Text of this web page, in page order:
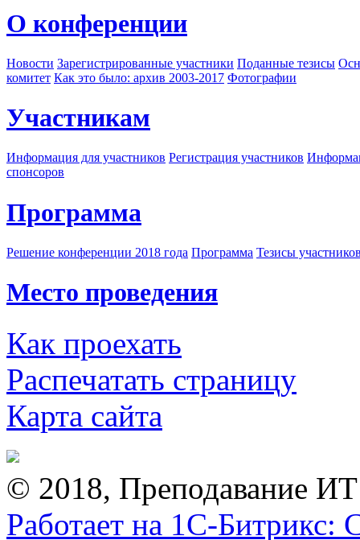
О конференции
Новости Зарегистрированные участники Поданные тезисы
комитет Как это было: архив 2003-2017 Фотографии
Участникам
Информация для участников Регистрация участников
спонсоров
Программа
Решение конференции 2018 года Программа Тезисы
Место проведения
Как проехать
Распечатать страницу
Карта сайта
© 2018, Преподавание
Работает на 1С-Битрикс: